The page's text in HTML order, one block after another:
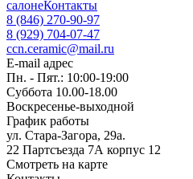
салонеКонтакты
8 (846) 270-90-97
8 (929) 704-07-47
ccn.ceramic@mail.ru
E-mail адрес
Пн. - Пят.: 10:00-19:00
Суббота 10.00-18.00
Воскресенье-выходной
График работы
ул. Стара-Загора, 29а.
22 Партсъезда 7А корпус 12
Смотреть на карте